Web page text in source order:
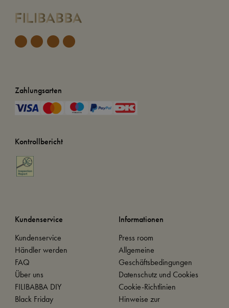
Zahlungsarten
Kontrollbericht
Kundenservice
Kundenservice
Händler werden
FAQ
Über uns
FILIBABBA DIY
Black Friday
Informationen
Press room
Allgemeine
Geschäftsbedingungen
Datenschutz und Cookies
Cookie-Richtlinien
Hinweise zur